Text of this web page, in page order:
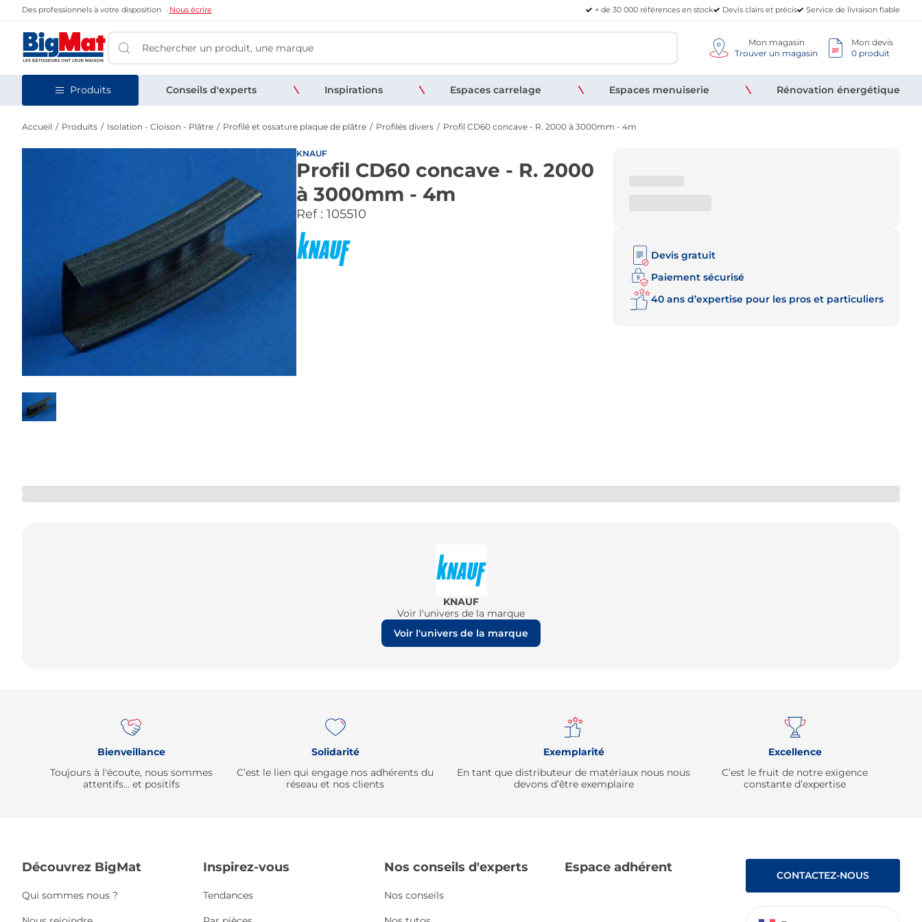
Des professionnels à votre disposition Nous écrire + de 30 000 références en stock Devis clairs et précis Service de livraison fiable
Mon magasin
Trouver un magasin
Mon devis
0 produit
Produits Conseils d'experts Inspirations Espaces carrelage Espaces menuiserie Rénovation énergétique
Accueil Produits Isolation - Cloison - Plâtre Profilé et ossature plaque de plâtre Profilés divers Profil CD60 concave - R. 2000 à 3000mm - 4m
KNAUF
Profil CD60 concave - R. 2000
à 3000mm - 4m
Ref : 105510
Devis gratuit
Paiement sécurisé
40 ans d’expertise pour les pros et particuliers
KNAUF
Voir l'univers de la marque
Voir l'univers de la marque
Bienveillance
Toujours à l'écoute, nous sommes
attentifs… et positifs
Solidarité
C’est le lien qui engage nos adhérents du
réseau et nos clients
Exemplarité
En tant que distributeur de matériaux nous nous
devons d’être exemplaire
Excellence
C’est le fruit de notre exigence
constante d’expertise
Découvrez BigMat
Qui sommes nous ?
Inspirez-vous
Tendances
Nos conseils d'experts
Nos conseils
Espace adhérent
CONTACTEZ-NOUS